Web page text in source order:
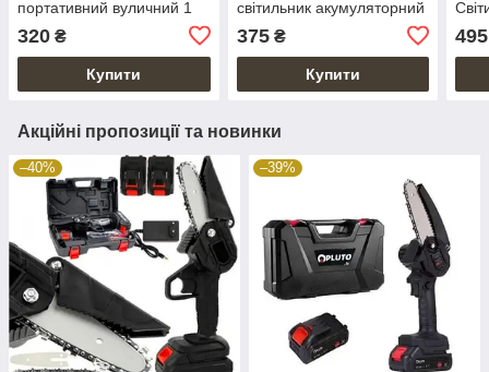
портативний вуличний 1
320 ₴
Купити
світильник акумуляторний
375₴
Купити
495
Акційні пропозиції та новинки
–40% –39%